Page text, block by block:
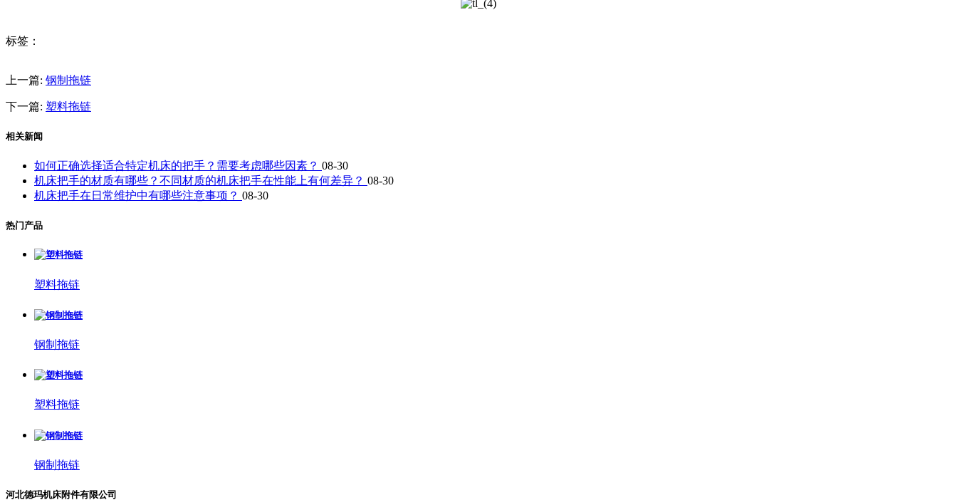
标签：
上一篇: 钢制拖链
下一篇: 塑料拖链
相关新闻
如何正确选择适合特定机床的把手？需要考虑哪些因素？ 08-30
机床把手的材质有哪些？不同材质的机床把手在性能上有何差异？ 08-30
机床把手在日常维护中有哪些注意事项？ 08-30
热门产品
塑料拖链
钢制拖链
塑料拖链
钢制拖链
河北德玛机床附件有限公司